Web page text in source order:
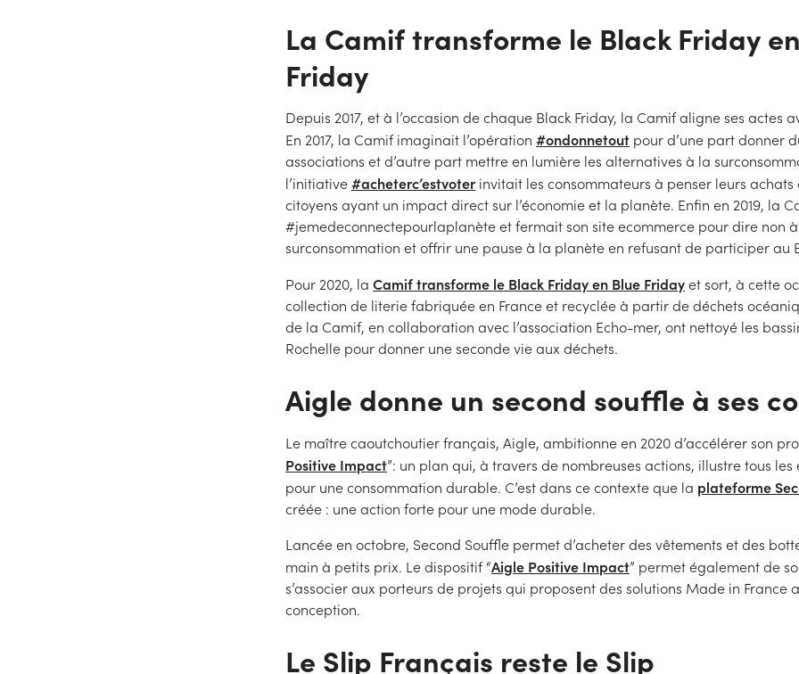
La Camif transforme le Black Friday
Friday
Depuis 2017, et à l’occasion de chaque Black Friday, la Camif aligne ses actes
En 2017, la Camif imaginait l’opération #ondonnetout pour d’une part donner
associations et d’autre part mettre en lumière les alternatives à la
l’initiative#acheterc’estvoterinvitait les consommateurs à penser leurs achats
citoyens ayant un impact direct sur l’économie et la planète. Enfin en 2019, la
#jemedeconnectepourlaplanète et fermait son site ecommerce pour dire non
surconsommation et offrir une pause à la planète en refusant de participer au
Pour 2020, la Camif transforme le Black Friday en Blue Fridayet sort, à cette
collection de literie fabriquée en France et recyclée à partir de déchets
de la Camif, en collaboration avec l’association Echo-mer, ont nettoyé les
Rochelle pour donner une seconde vie aux déchets.
Aigle donne un second souffle à ses
Le maître caoutchoutier français, Aigle, ambitionne en 2020 d’accélérer son
Positive Impact”: un plan qui, à travers de nombreuses actions, illustre tous
pour une consommation durable. C’est dans ce contexte que la plateforme
créée : une action forte pour une mode durable.
Lancée en octobre, Second Souffle permet d’acheter des vêtements et des
main à petits prix. Le dispositif “Aigle Positive Impact” permet également de
s’associer aux porteurs de projets qui proposent des solutions Made in France
conception.
Le Slip Français reste le Slip